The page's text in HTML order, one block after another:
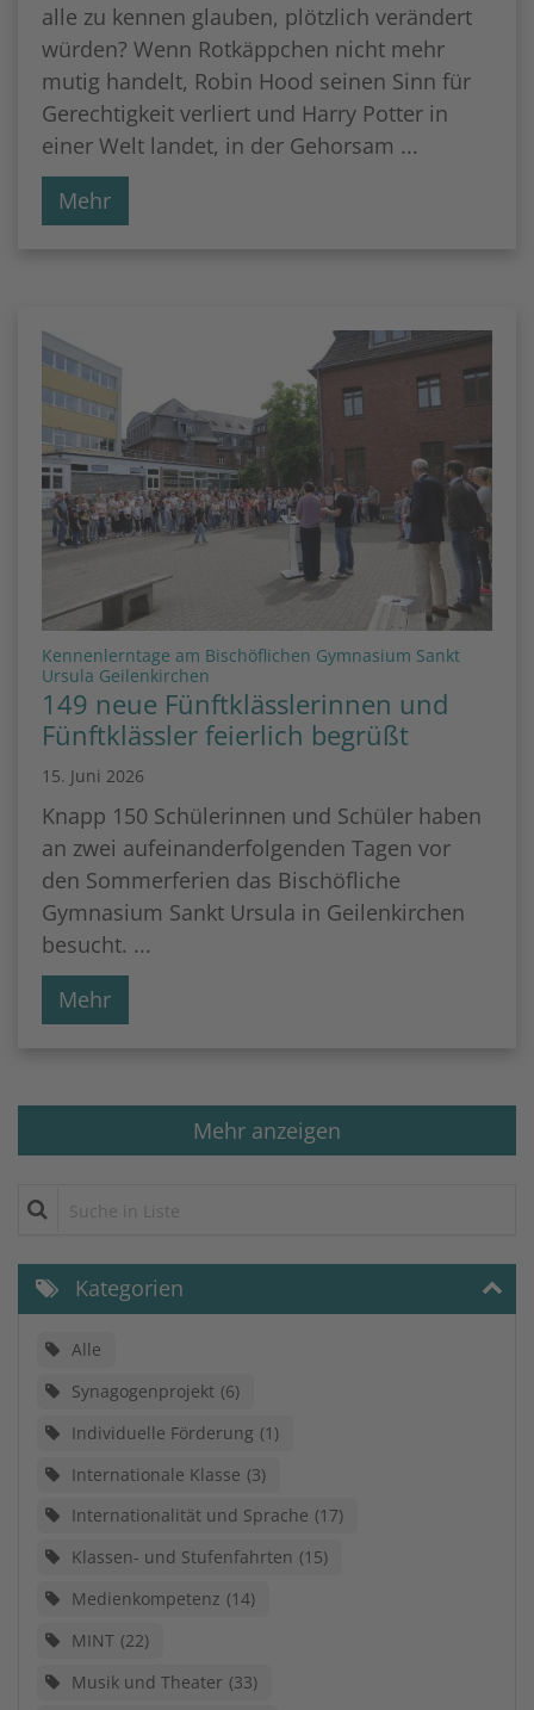
alle zu kennen glauben, plötzlich verändert
würden? Wenn Rotkäppchen nicht mehr
mutig handelt, Robin Hood seinen Sinn für
Gerechtigkeit verliert und Harry Potter in
einer Welt landet, in der Gehorsam ...
Mehr
Kennenlerntage am Bischöflichen Gymnasium Sankt
Ursula Geilenkirchen
149 neue Fünftklässlerinnen und
Fünftklässler feierlich begrüßt
15. Juni 2026
Knapp 150 Schülerinnen und Schüler haben
an zwei aufeinanderfolgenden Tagen vor
den Sommerferien das Bischöfliche
Gymnasium Sankt Ursula in Geilenkirchen
besucht. ...
Mehr
Mehr anzeigen
Suche in Liste
Kategorien
Alle
Synagogenprojekt 6
Individuelle Förderung 1
Internationale Klasse 3
Internationalität und Sprache 17
Klassen- und Stufenfahrten 15
Medienkompetenz 14
MINT 22
Musik und Theater 33